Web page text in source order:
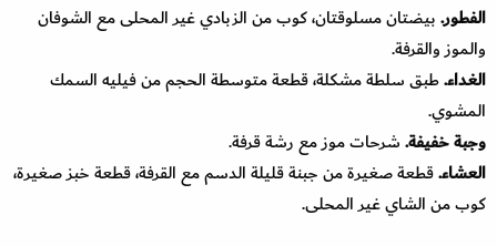
الفطور.بيضتان مسلوقتان، كوب من الزبادي غير المحلى مع الشوفان
والموز والقرفة.
الغداء.طبق سلطة مشكلة، قطعة متوسطة الحجم من فيليه السمك
المشوي.
وجبة خفيفة.شرحات موز مع رشة قرفة.
العشاء.قطعة صغيرة من جبنة قليلة الدسم مع القرفة، قطعة خبز صغيرة،
كوب من الشاي غير المحلى.